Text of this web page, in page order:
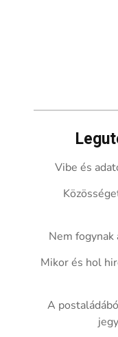
Vibe és
Nem
Mikor és hol
A